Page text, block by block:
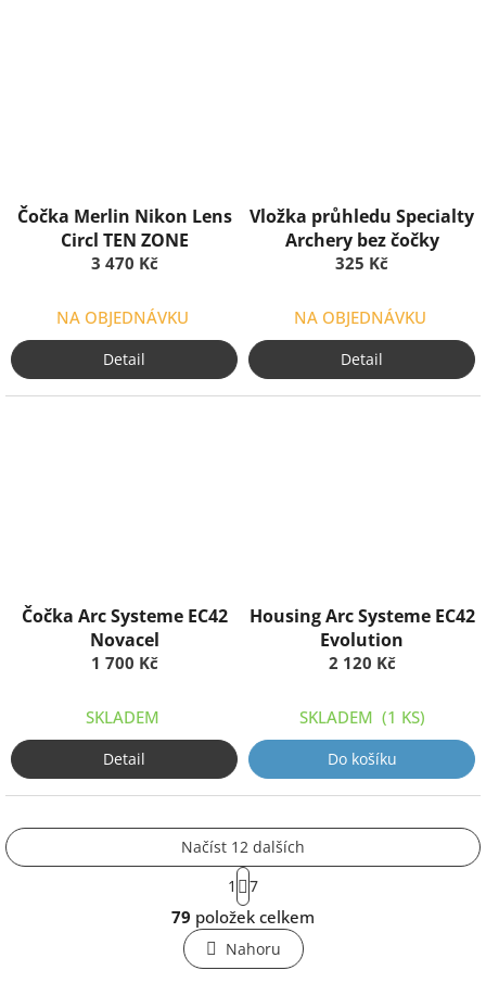
Čočka Merlin Nikon Lens
Circl TEN ZONE
3 470 Kč
NA OBJEDNÁVKU
Detail
Vložka průhledu Specialty
Archery bez čočky
325 Kč
NA OBJEDNÁVKU
Detail
Čočka Arc Systeme EC42
Novacel
1 700 Kč
SKLADEM
Detail
Housing Arc Systeme EC42
Evolution
2 120 Kč
SKLADEM (1 KS)
Do košíku
O
v
l
á
Načíst 12 dalších
S
t
r
á
n
k
1 7
79 položek celkem
Nahoru